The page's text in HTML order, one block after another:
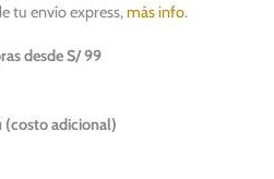
tu envío express,más info.
desde S/ 99
(costo adicional)